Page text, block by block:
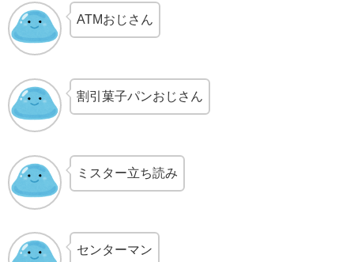
ATMおじさん
割引菓子パンおじさん
ミスター立ち読み
センターマン